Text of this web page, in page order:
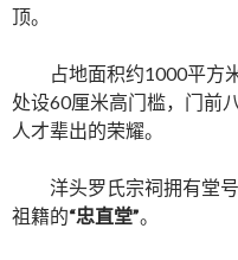
顶。
占地面积约1000平方
处设60厘米高门槛，门前
人才辈出的荣耀。
洋头罗氏宗祠拥有堂号
祖籍的“忠直堂”。